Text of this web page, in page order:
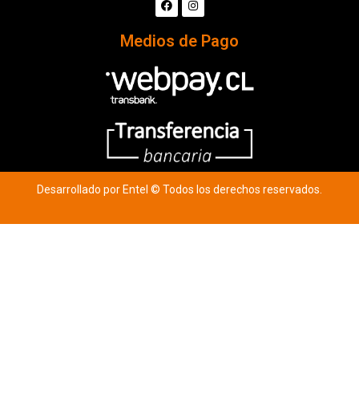
Medios de Pago
Desarrollado por Entel © Todos los derechos reservados.